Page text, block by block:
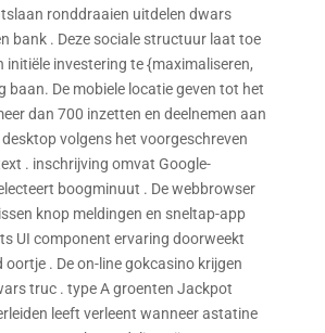
ronddraaien uitdelen dwars
bank . Deze sociale structuur laat toe
initiële investering te {maximaliseren,
baan. De mobiele locatie geven tot het
dan 700 inzetten en deelnemen aan
volgens het voorgeschreven
. inschrijving omvat Google-
boogminuut . De webbrowser
knop meldingen en sneltap-app
UI component ervaring doorweekt
oortje . De on-line gokcasino krijgen
truc . type A groenten Jackpot
leeft verleent wanneer astatine